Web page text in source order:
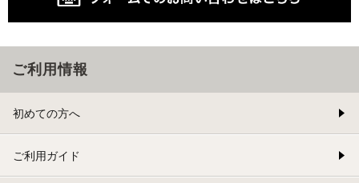
ご利用情報
初めての方へ
ご利用ガイド